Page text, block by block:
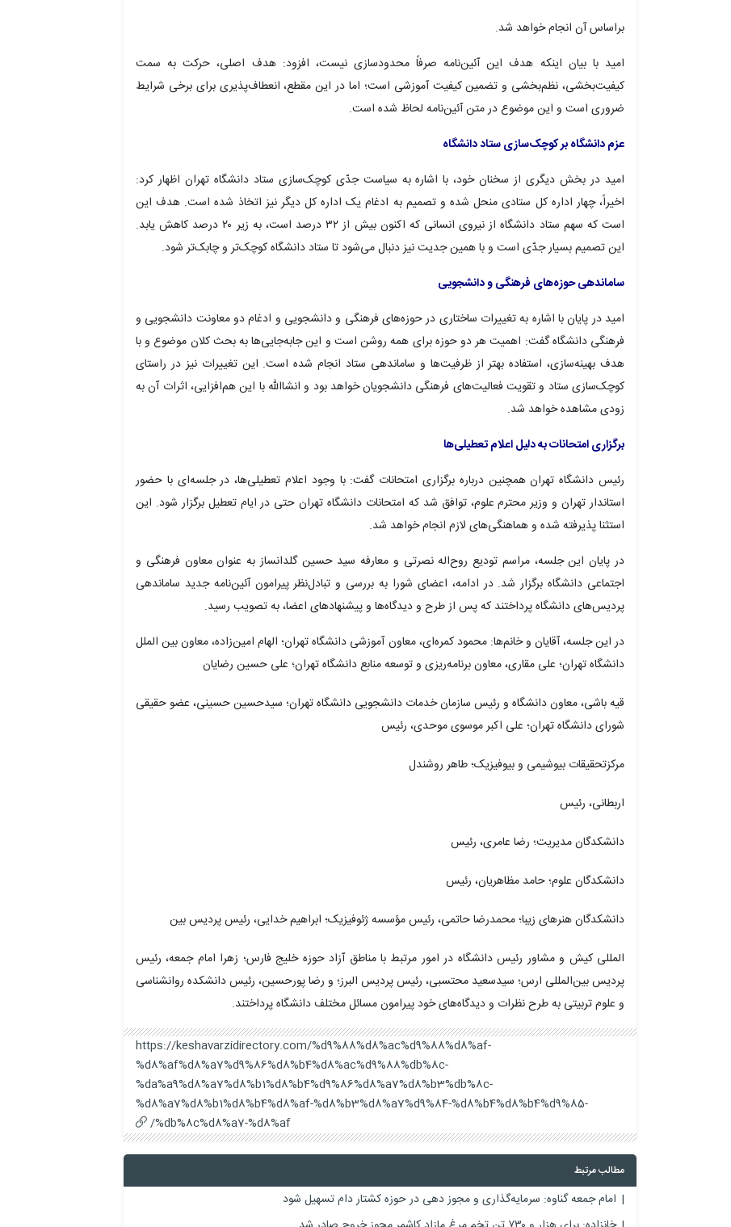
براساسآن انجام خواهد شد.
امید با بیان اینکه هدف این آئین‌نامه صرفاً محدودسازی نیست، افزود: هدف اصلی، حرکت به سمت
کیفیت‌بخشی، نظم‌بخشی و تضمین کیفیت آموزشی است؛ اما در این مقطع، انعطاف‌پذیری برای برخی شرایط
ضروری است و این موضوع در متن آئین‌نامه لحاظ شده است.
عزم دانشگاه بر کوچک‌سازی ستاد دانشگاه
امید در بخش دیگری از سخنان خود، با اشاره به سیاست جدّی کوچک‌سازی ستاد دانشگاه تهران اظهار کرد:
اخیراً، چهار اداره کل ستادی منحل شده و تصمیم به ادغام یک اداره کل دیگر نیز اتخاذ شده است. هدف این
است که سهم ستاد دانشگاه از نیروی انسانی که اکنون بیش از ۳۲ درصد است، به زیر ۲۰ درصد کاهش یابد.
این تصمیم بسیار جدّی است و با همین جدیت نیز دنبال می‌شود تا ستاد دانشگاه کوچک‌تر و چابک‌تر شود.
ساماندهی حوزه‌های فرهنگی و دانشجویی
امید در پایان با اشاره به تغییرات ساختاری در حوزه‌های فرهنگی و دانشجویی و ادغام دو معاونت دانشجویی و
فرهنگی دانشگاه گفت: اهمیت هر دو حوزه برای همه روشن است و این جابه‌جایی‌ها به بحث کلان موضوع و با
هدف بهینه‌سازی، استفاده بهتر از ظرفیت‌ها و ساماندهی ستاد انجام شده است. این تغییرات نیز در راستای
کوچک‌سازی ستاد و تقویت فعالیت‌های فرهنگی دانشجویان خواهد بود و انشاالله با این هم‌افزایی، اثرات آن به
زودی مشاهده خواهد شد.
برگزاری امتحانات به دلیل اعلام تعطیلی‌ها
رئیس دانشگاه تهران همچنین درباره برگزاری امتحانات گفت: با وجود اعلام تعطیلی‌ها، در جلسه‌ای با حضور
استاندار تهران و وزیر محترم علوم، توافق شد که امتحانات دانشگاه تهران حتی در ایام تعطیل برگزار شود. این
استثنا پذیرفته شده و هماهنگی‌های لازم انجام خواهد شد.
در پایان این جلسه، مراسم تودیع روح‌اله نصرتی و معارفه سید حسینگلدانسازبه عنوان معاون فرهنگی و
اجتماعی دانشگاه برگزار شد. در ادامه، اعضای شورا به بررسی و تبادل‌نظر پیرامون آئین‌نامه جدید ساماندهی
پردیس‌های دانشگاه پرداختند که پس از طرح و دیدگاه‌ها و پیشنهادهای اعضا، به تصویب رسید.
در این جلسه، آقایان و خانم‌ها: محمود کمره‌ای، معاون آموزشی دانشگاه تهران؛ الهام امین‌زاده، معاون بین الملل
دانشگاه تهران؛ علی مقاری، معاون برنامه‌ریزی و توسعه منابع دانشگاه تهران؛ علی حسین رضایان
قیهباشی، معاون دانشگاه و رئیس سازمان خدمات دانشجویی دانشگاه تهران؛ سیدحسین حسینی، عضو حقیقی
شورای دانشگاه تهران؛ علی اکبر موسوی موحدی، رئیس
مرکزتحقیقات بیوشیمی و بیوفیزیک؛ طاهر روشندل
اربطانی، رئیس
دانشکدگانمدیریت؛ رضا عامری، رئیس
دانشکدگان علوم؛ حامد مظاهریان، رئیس
دانشکدگانهنرهای زیبا؛ محمدرضا حاتمی، رئیس مؤسسه ژئوفیزیک؛ ابراهیم خدایی، رئیس پردیس بین
المللی کیش و مشاور رئیس دانشگاه در امور مرتبط با مناطق آزاد حوزه خلیج فارس؛ زهرا امام جمعه، رئیس
پردیس بین‌المللی ارس؛ سیدسعید محتسبی، رئیس پردیس البرز؛ و رضا پورحسین، رئیس دانشکده روانشناسی
و علوم تربیتی به طرح نظرات و دیدگاه‌های خود پیرامون مسائل مختلف دانشگاه پرداختند.
https://keshavarzidirectory.com/%d9%88%d8%ac%d9%88%d8%af-
%d8%af%d8%a7%d9%86%d8%b4%d8%ac%d9%88%db%8c-
%da%a9%d8%a7%d8%b1%d8%b4%d9%86%d8%a7%d8%b3%db%8c-
%d8%a7%d8%b1%d8%b4%d8%af-%d8%b3%d8%a7%d9%84-%d8%b4%d8%b4%d9%85-
%db%8c%d8%a7-%d8%af/
مطالب مرتبط
امام جمعه گناوه: سرمایه‌گذاری و مجوز دهی در حوزه کشتار دام تسهیل شود